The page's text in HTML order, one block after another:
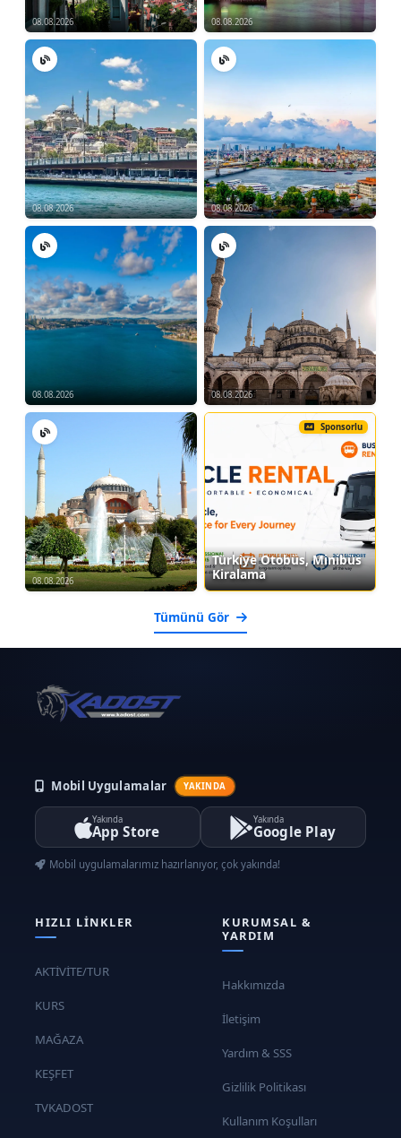
08.08.2026 08.08.2026
08.08.2026 08.08.2026
08.08.2026 08.08.2026
08.08.2026
Sponsorlu
Türkiye Otobüs, Minibüs
Kiralama
Tümünü Gör
Mobil Uygulamalar YAKINDA
Yakında
App Store
Yakında
Google Play
Mobil uygulamalarımız hazırlanıyor, çok yakında!
HIZLI LINKLER
AKTİVİTE/TUR
KURS
MAĞAZA
KEŞFET
TVKADOST
KURUMSAL &
YARDIM
Hakkımızda
İletişim
Yardım & SSS
Gizlilik Politikası
Kullanım Koşulları